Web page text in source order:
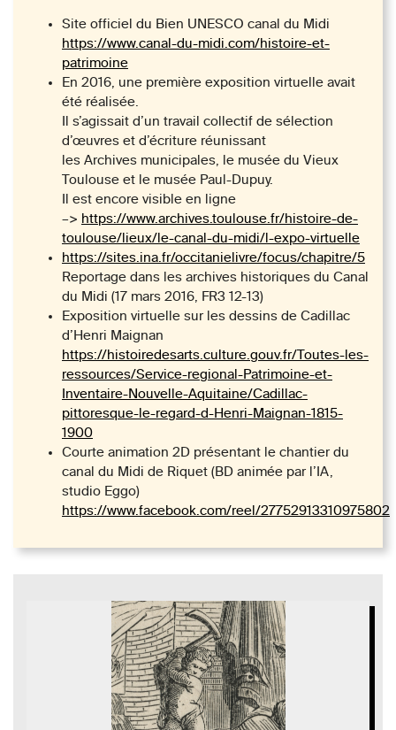
Site officiel du Bien UNESCO canal du Midi
https://www.canal-du-midi.com/histoire-et-
patrimoine
En 2016, une première exposition virtuelle avait
été réalisée.
Il s’agissait d’un travail collectif de sélection
d’œuvres et d’écriture réunissant
les Archives municipales, le musée du Vieux
Toulouse et le musée Paul-Dupuy.
Il est encore visible en ligne
–> https://www.archives.toulouse.fr/histoire-de-
toulouse/lieux/le-canal-du-midi/l-expo-virtuelle
https://sites.ina.fr/occitanielivre/focus/chapitre/5
Reportage dans les archives historiques du Canal
du Midi (17 mars 2016, FR3 12-13)
Exposition virtuelle sur les dessins de Cadillac
d’Henri Maignan
https://histoiredesarts.culture.gouv.fr/Toutes-les-
ressources/Service-regional-Patrimoine-et-
Inventaire-Nouvelle-Aquitaine/Cadillac-
pittoresque-le-regard-d-Henri-Maignan-1815-
1900
Courte animation 2D présentant le chantier du
canal du Midi de Riquet (BD animée par l’IA,
studio Eggo)
https://www.facebook.com/reel/27752913310975802